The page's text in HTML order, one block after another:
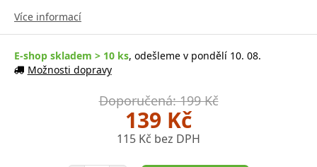
Více informací
E-shop skladem > 10 ks, odešleme v pondělí 10. 08.
Možnosti dopravy
Doporučená: 199 Kč
139 Kč
115 Kč bez DPH